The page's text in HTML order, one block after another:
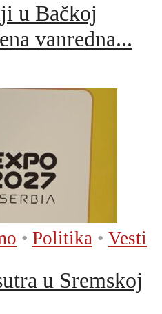
u Bačkoj
vanredna...
• Politika • Vesti
u Sremskoj